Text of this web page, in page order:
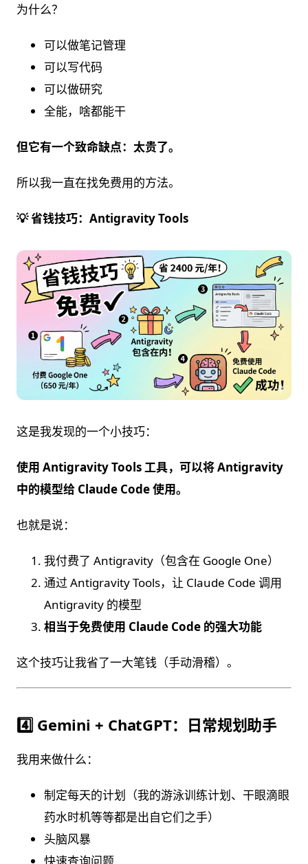
为什么？
可以做笔记管理
可以写代码
可以做研究
全能，啥都能干
但它有一个致命缺点：太贵了。
所以我一直在找免费用的方法。
💡 省钱技巧：Antigravity Tools
这是我发现的一个小技巧：
使用 Antigravity Tools 工具，可以将 Antigravity
中的模型给 Claude Code 使用。
也就是说：
我付费了 Antigravity（包含在 Google One）
通过 Antigravity Tools，让 Claude Code 调用
Antigravity 的模型
相当于免费使用 Claude Code 的强大功能
这个技巧让我省了一大笔钱（手动滑稽）。
4️⃣ Gemini + ChatGPT：日常规划助手
我用来做什么：
制定每天的计划（我的游泳训练计划、干眼滴眼
药水时机等等都是出自它们之手）
头脑风暴